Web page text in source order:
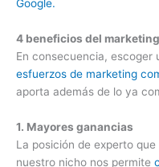
Google.
4 beneficios del
En consecuencia, escoger
esfuerzos de marketing
aporta además de lo ya
1. Mayores ganancias
La posición de experto
nuestro nicho nos permite